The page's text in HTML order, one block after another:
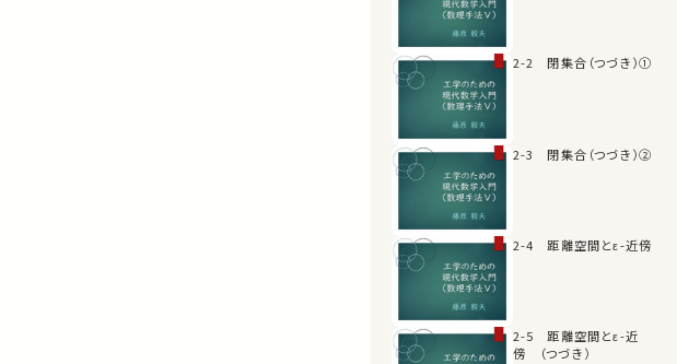
2-2 閉集合（つづき）①
2-3 閉集合（つづき）②
2-4 距離空間とε-近傍
2-5 距離空間とε-近
傍 （つづき）